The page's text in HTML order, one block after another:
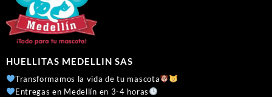
HUELLITAS MEDELLIN SAS
Transformamos la vida de tu mascota
Entregas en Medellín en 3-4 horas